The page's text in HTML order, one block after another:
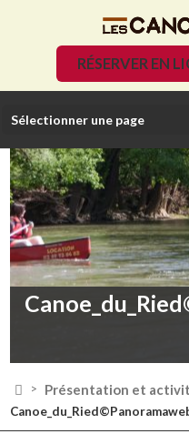
RÉSERVER EN
Sélectionner une page
 > Présentation et